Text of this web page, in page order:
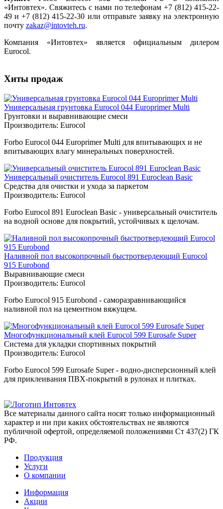
«Интовтех». Свяжитесь с нами по телефонам +7 (812) 415-22-
49 и +7 (812) 415-22-30 или отправьте заявку на электронную
почту zakaz@intovteh.ru.
Компания «Интовтех» является официальным дилером
Eurocol.
Хиты продаж
Универсальная грунтовка Eurocol 044 Europrimer Multi
Грунтовки и выравнивающие смеси
Производитель: Eurocol
Forbo Eurocol 044 Europrimer Multi для впитывающих и не
впитывающих влагу минеральных поверхностей.
Универсальный очиститель Eurocol 891 Euroclean Basic
Средства для очистки и ухода за паркетом
Производитель: Eurocol
Forbo Eurocol 891 Euroclean Basic - универсальный очиститель
на водной основе для покрытий, устойчивых к щелочам.
Наливной пол высокопрочный быстротвердеющий Eurocol
915 Eurobond
Выравнивающие смеси
Производитель: Eurocol
Forbo Eurocol 915 Eurobond - саморазравнивающийся
наливной пол на цементном вяжущем.
Многофункциональный клей Eurocol 599 Eurosafe Super
Система для укладки спортивных покрытий
Производитель: Eurocol
Forbo Eurocol 599 Eurosafe Super - водно-дисперсионный клей
для приклеивания ПВХ-покрытий в рулонах и плитках.
Все материалы данного сайта носят только информационный
характер и ни при каких обстоятельствах не являются
публичной офертой, определяемой положениями Ст 437(2) ГК
РФ.
Продукция
Услуги
О компании
Информация
Акции